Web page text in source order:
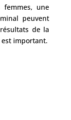
une
peuvent
de la
important.